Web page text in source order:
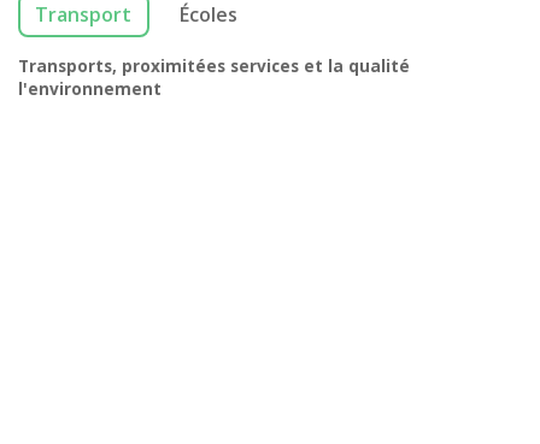
Transport Écoles
Transports, proximitées services et la qualité
l'environnement